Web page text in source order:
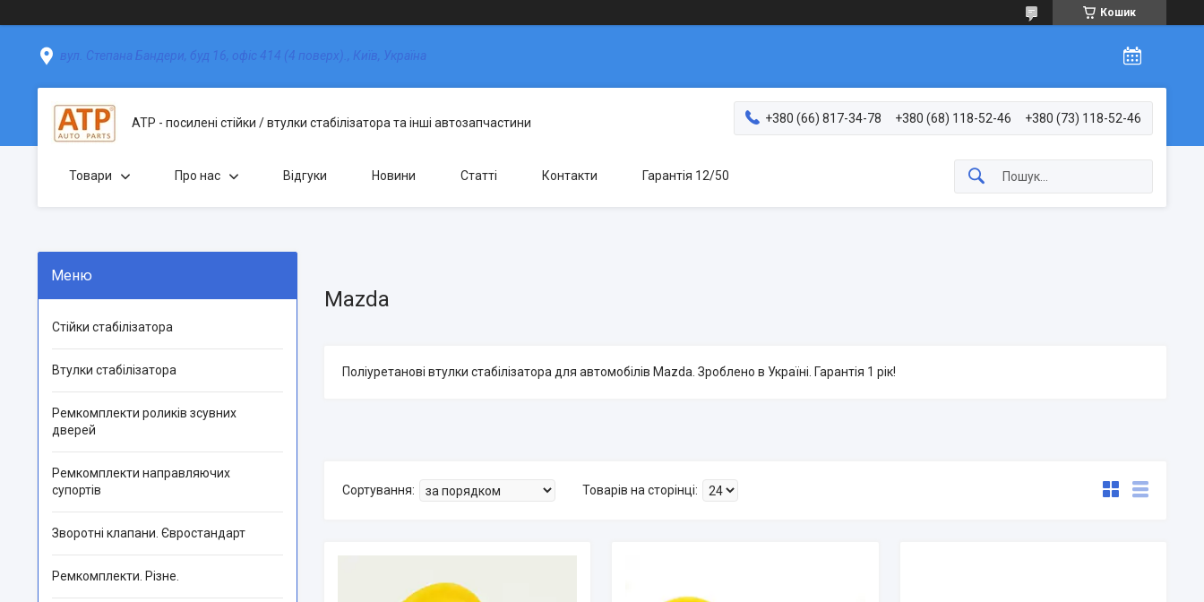
Кошик
вул. Степана Бандери, буд 16, офіс 414 (4 поверх)., Київ, Україна
АТР - посилені стійки / втулки стабілізатора та інші автозапчастини +380 (66) 817-34-78 +380 (68) 118-52-46 +380 (73) 118-52-46
Товари Про нас Відгуки Новини Статті Контакти Гарантія 12/50
Mazda
Поліуретанові втулки стабілізатора для автомобілів Mazda. Зроблено в Україні. Гарантія 1 рік!
Стійки стабілізатора
Втулки стабілізатора
Ремкомплекти роликів зсувних
дверей
Ремкомплекти направляючих
супортів
Зворотні клапани. Євростандарт
Ремкомплекти. Різне.